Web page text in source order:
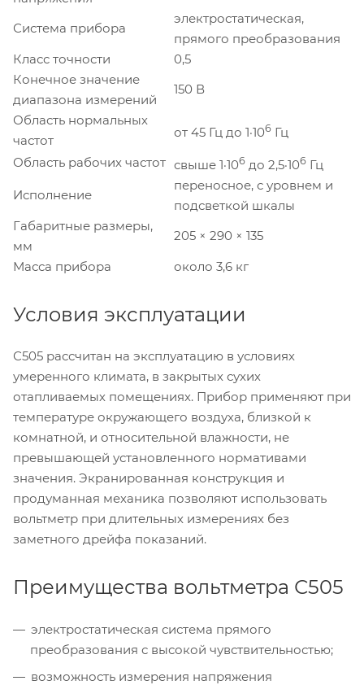
Система прибора
электростатическая,
прямого преобразования
Класс точности
0,5
Конечное значение
диапазона измерений
150 В
Область нормальных
частот
от 45 Гц до 1·106 Гц
Область рабочих частот свыше 1·106 до 2,5·106 Гц
Исполнение
переносное, с уровнем и
подсветкой шкалы
Габаритные размеры,
мм
205 × 290 × 135
Масса прибора
около 3,6 кг
Условия эксплуатации
С505 рассчитан на эксплуатацию в условиях
умеренного климата, в закрытых сухих
отапливаемых помещениях. Прибор применяют при
температуре окружающего воздуха, близкой к
комнатной, и относительной влажности, не
превышающей установленного нормативами
значения. Экранированная конструкция и
продуманная механика позволяют использовать
вольтметр при длительных измерениях без
заметного дрейфа показаний.
Преимущества вольтметра С505
электростатическая система прямого
преобразования с высокой чувствительностью;
возможность измерения напряжения